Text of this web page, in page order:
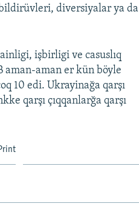
diversiyalar ya da
işbirligi ve casuslıq
aman-aman er kün böyle
10 edi. Ukrayinağa qarşı
qarşı çıqqanlarğa qarşı